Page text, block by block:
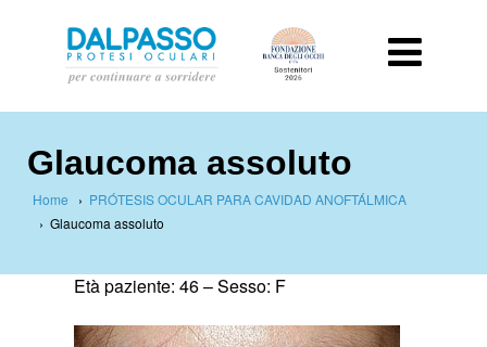
Glaucoma assoluto
Home › PRÓTESIS OCULAR PARA CAVIDAD ANOFTÁLMICA
› Glaucoma assoluto
Età paziente: 46 –Sesso: F